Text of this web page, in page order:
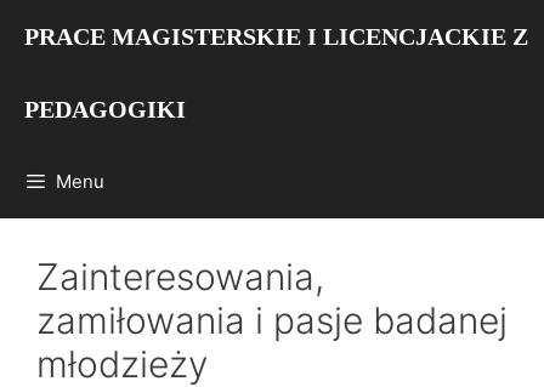
PRACE MAGISTERSKIE I LICENCJACKIE Z
PEDAGOGIKI
Menu
Zainteresowania,
zamiłowania i pasje badanej
młodzieży